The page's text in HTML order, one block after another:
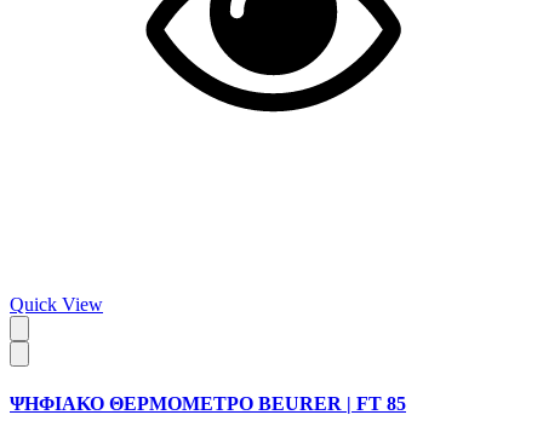
Quick View
ΨΗΦΙΑΚΟ ΘΕΡΜΟΜΕΤΡΟ BEURER | FT 85